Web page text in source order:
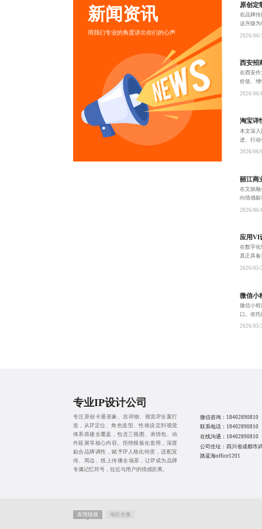
新闻资讯
用我们专业的角度讲出你们的心声
原创定
在品牌传
达升级为
2026/06/
西安招
在西安作
价值、增
风格与数
2026/06/
淘宝详
本文深入
进、行动
化设计
2026/06/
丽江商
在文旅融
向情感叙
动、可成
2026/06/
应用VI
在数字
真正具备
搭建，覆
2026/05/
微信小
微信小程
口。依
通过个性
2026/05/
专业IP设计公司
专注原创卡通形象、吉祥物、视觉IP全案打
造，从IP定位、角色造型、性格设定到视觉
体系搭建全覆盖，包含三视图、表情包、动
作延展等核心内容。拒绝模板化套用，深度
贴合品牌调性，赋予IP人格化特质，适配宣
传、周边、线上传播全场景，让IP成为品牌
专属记忆符号，拉近与用户的情感距离。
微信咨询： 18402890810
联系电话： 18402890810
在线沟通： 18402890810
公司住址：四川省成都市
路蓝海office1201
友情链接 地区合集